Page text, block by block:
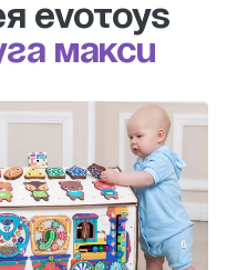
evotoys
Макси